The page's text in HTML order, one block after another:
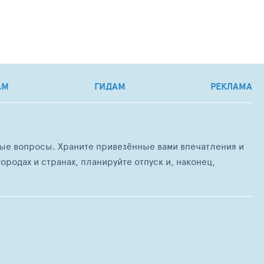
ГИДАМ РЕКЛАМА
вопросы. Храните привезённые вами впечатления и
и странах, планируйте отпуск и, наконец,